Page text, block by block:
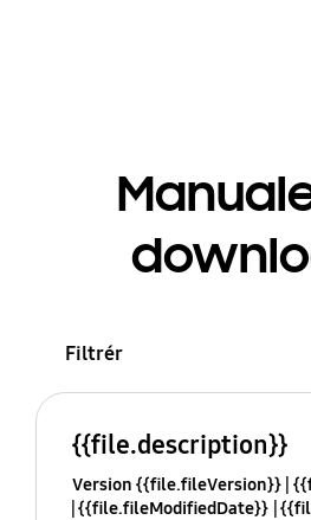
Filtrér
{{file.description}}
Version {{file.fileVersion}}
{{file.fileModifiedDate}}